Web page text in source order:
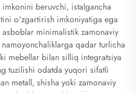
beruvchi, istalgancha
o'zgartirish imkoniyatiga ega
minimalistik zamonaviy
qadar turlicha
mebellar bilan silliq integratsiya
tuzilishi odatda yuqori sifatli
metall, shisha yoki zamonaviy